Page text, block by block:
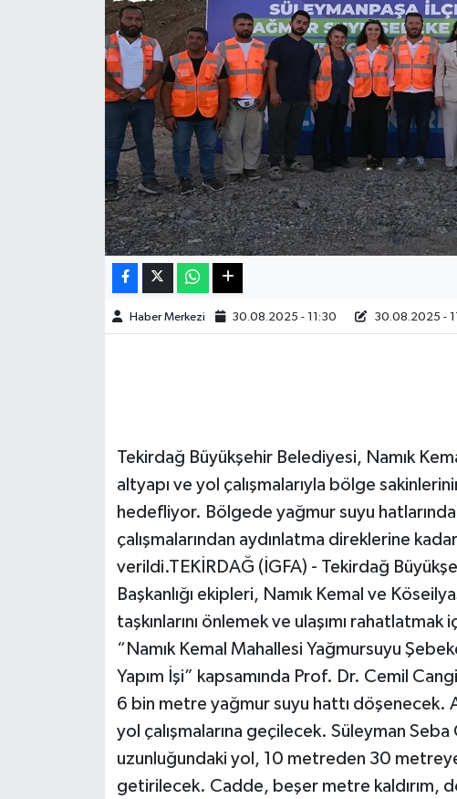
Haber Merkezi 30.08.2025 - 11:30 30.08.2025 -
Tekirdağ Büyükşehir Belediyesi, Namık
altyapı ve yol çalışmalarıyla bölge
hedefliyor. Bölgede yağmur suyu
çalışmalarından aydınlatma direklerine
verildi.TEKİRDAĞ (İGFA) - Tekirdağ
Başkanlığı ekipleri, Namık Kemal ve
taşkınlarını önlemek ve ulaşımı
“Namık Kemal Mahallesi Yağmursuyu
Yapım İşi” kapsamında Prof. Dr. Cemil
6 bin metre yağmur suyu hattı döşenecek.
yol çalışmalarına geçilecek. Süleyman
uzunluğundaki yol, 10 metreden 30
getirilecek. Cadde, beşer metre kaldırım,
Teknoloji